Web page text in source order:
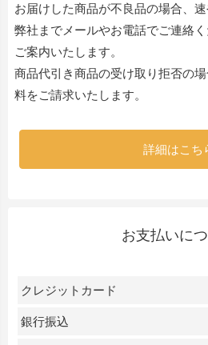
お届けした商品が不良品の場合、速
弊社までメールやお電話でご連絡
ご案内いたします。
商品代引き商品の受け取り拒否の
料をご請求いたします。
詳細はこち
お支払いに
クレジットカード
銀行振込